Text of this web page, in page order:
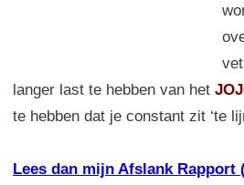
langer last te hebben van het
te hebben dat je constant zit ‘te
Lees dan mijn Afslank Rapport